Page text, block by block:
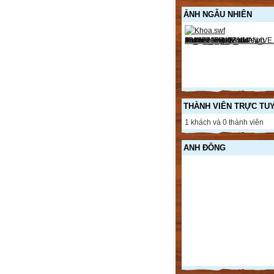
ẢNH NGẪU NHIÊN
THÀNH VIÊN TRỰC
1 khách và 0 thành viên
ANH ĐÔNG